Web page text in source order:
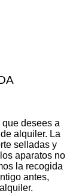
desees a
alquiler. La
selladas y
aparatos no
la recogida
antes,